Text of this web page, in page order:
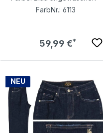
FarbNr.: 6113
Regulärer Preis:
59,99 €
NEU